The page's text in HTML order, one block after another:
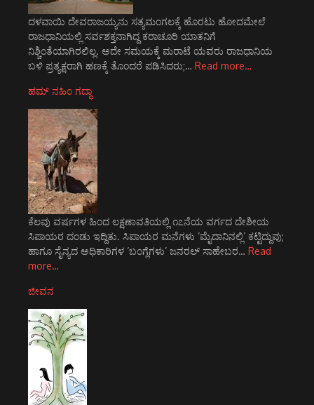
ದಳವಾಯಿ ದೇವರಾಜಯ್ಯನು ಸತ್ಯಮಂಗಲಕ್ಕೆ ಹೊರಟು ಹೋದಮೇಲೆ
ರಾಜಧಾನಿಯಲ್ಲಿ ಸರ್ವಶಕ್ತನಾಗಿದ್ದ ಕರಾಚೂರಿ ಯಾತನಿಗೆ
ನಿಶ್ಚಿಂತೆಯಾಗಿರಲಿಲ್ಲ. ಅದೇ ಸಮಯಕ್ಕೆ ಮರಾಟೆ ಯವರು ರಾಜಧಾನಿಯ
ಬಳಿ ಪ್ರತ್ಯಕ್ಷರಾಗಿ ಹಣಕ್ಕೆ ತೊಂದರೆ ಪಡಿಸಿದರು;… Read more…
ಹಮ್ ನಹಿಂ ಗದ್ಧಾ
ಕೆಲವು ವರ್ಷಗಳ ಹಿಂದ ಲಕ್ಷಣಾವತಿಯಲ್ಲಿ ೧೭ನೆಯ ವರ್ಗದ ದೇಶೀಯ
ಸಿಪಾಯರ ದಂಡು ಇದ್ದಿತು. ಸಿಪಾಯರ ಮನೆಗಳು ‘ಮೈದಾನಿನಲ್ಲಿ’ ಕಟ್ಟಿದ್ದುವು;
ಹಾಗೂ ಸೈನ್ಯದ ಅಧಿಕಾರಿಗಳ ‘ಬಂಗ್ಲೆಗಳು’ ಜನರಲ್ ಸಾಹೇಬರ… Read
more…
ಜೀವನ